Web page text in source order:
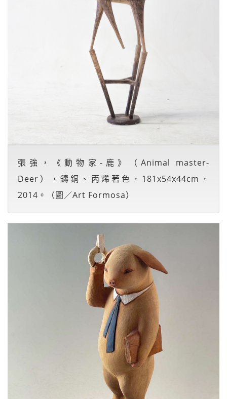
張強，《動物家-鹿》（Animal master-
Deer），鑄銅、丙烯著色，181x54x44cm，
2014。（圖／Art Formosa）